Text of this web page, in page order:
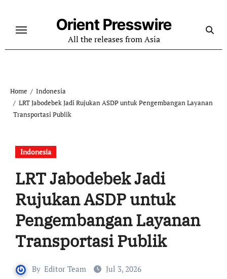
content
Orient Presswire
All the releases from Asia
Home
Indonesia
LRT Jabodebek Jadi Rujukan ASDP untuk Pengembangan Layanan
Transportasi Publik
Indonesia
LRT Jabodebek Jadi
Rujukan ASDP untuk
Pengembangan Layanan
Transportasi Publik
By Editor Team Jul 3, 2026